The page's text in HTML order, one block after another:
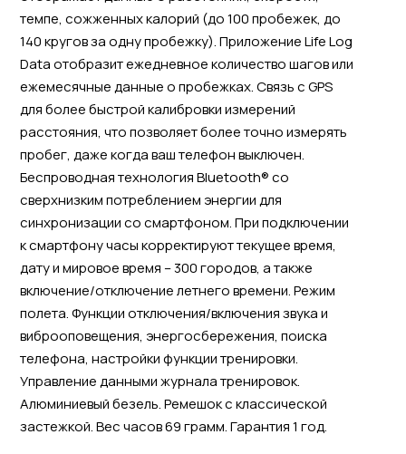
темпе, сожженных калорий (до 100 пробежек, до
140 кругов за одну пробежку). Приложение Life Log
Data отобразит ежедневное количество шагов или
ежемесячные данные о пробежках. Связь с GPS
для более быстрой калибровки измерений
расстояния, что позволяет более точно измерять
пробег, даже когда ваш телефон выключен.
Беспроводная технология Bluetooth® со
сверхнизким потреблением энергии для
синхронизации со смартфоном. При подключении
к смартфону часы корректируют текущее время,
дату и мировое время – 300 городов, а также
включение/отключение летнего времени. Режим
полета. Функции отключения/включения звука и
виброоповещения, энергосбережения, поиска
телефона, настройки функции тренировки.
Управление данными журнала тренировок.
Алюминиевый безель. Ремешок с классической
застежкой. Вес часов 69 грамм. Гарантия 1 год.